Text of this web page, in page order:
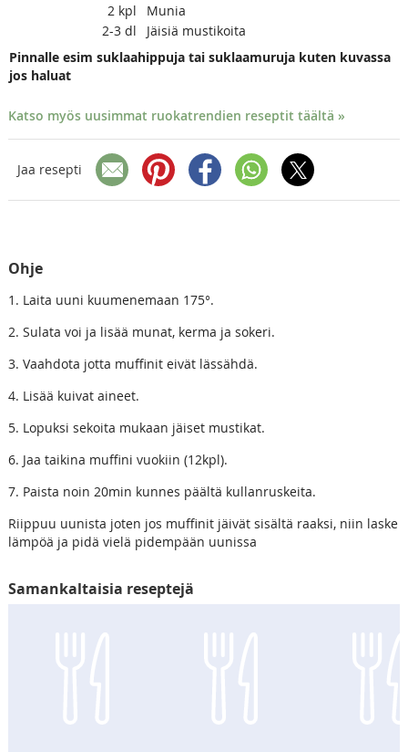
2 kpl
Munia
2-3 dl
Jäisiä mustikoita
Pinnalle esim suklaahippuja tai suklaamuruja kuten kuvassa
jos haluat
Katso myös uusimmat ruokatrendien reseptit täältä »
Jaa resepti
Ohje
1. Laita uuni kuumenemaan 175°.
2. Sulata voi ja lisää munat, kerma ja sokeri.
3. Vaahdota jotta muffinit eivät lässähdä.
4. Lisää kuivat aineet.
5. Lopuksi sekoita mukaan jäiset mustikat.
6. Jaa taikina muffini vuokiin (12kpl).
7. Paista noin 20min kunnes päältä kullanruskeita.
Riippuu uunista joten jos muffinit jäivät sisältä raaksi, niin laske
lämpöä ja pidä vielä pidempään uunissa
Samankaltaisia reseptejä